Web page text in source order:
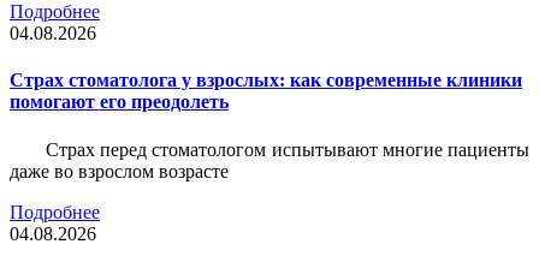
Подробнее
04.08.2026
Страх стоматолога у взрослых: как современные клиники
помогают его преодолеть
Страх перед стоматологом испытывают многие пациенты
даже во взрослом возрасте
Подробнее
04.08.2026